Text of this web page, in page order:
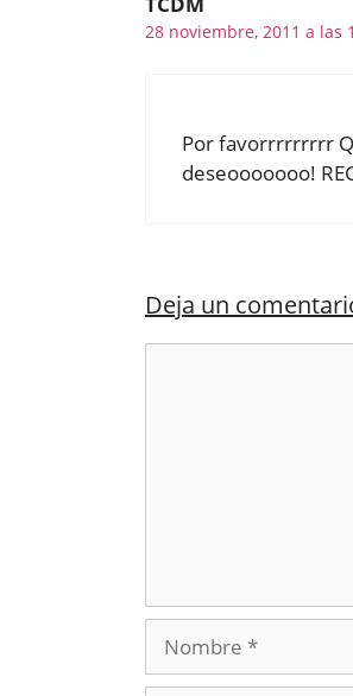
28 noviembre, 2011 a las
Por favorrrrrrrrr
deseooooooo!
Deja un
Nombre